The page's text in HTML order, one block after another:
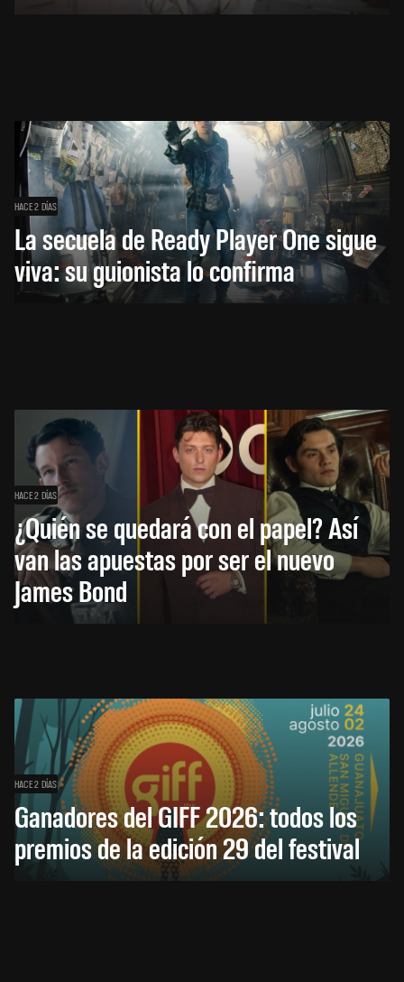
HACE 2 DÍAS
La secuela de Ready Player One sigue
viva: su guionista lo confirma
HACE 2 DÍAS
¿Quién se quedará con el papel? Así
van las apuestas por ser el nuevo
James Bond
HACE 2 DÍAS
Ganadores del GIFF 2026: todos los
premios de la edición 29 del festival